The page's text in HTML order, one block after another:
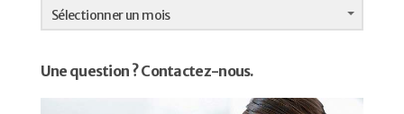
les
articles
Sélectionner un mois
Une question ? Contactez-nous.